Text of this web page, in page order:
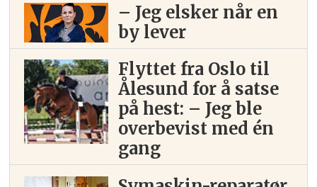
– Jeg elsker når en
by lever
Flyttet fra Oslo til
Ålesund for å satse
på hest: – Jeg ble
overbevist med én
gang